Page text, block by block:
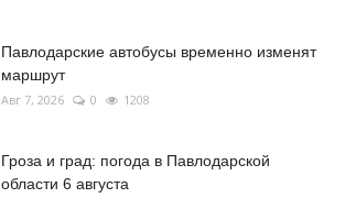
Павлодарские автобусы временно изменят
маршрут
Авг 7, 2026 0 1208
Гроза и град: погода в Павлодарской
области 6 августа